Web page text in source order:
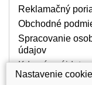
AKO
Reklamačný
Obchodné
Spracovanie
údajov
Kde nás nájdete
Nastavenie